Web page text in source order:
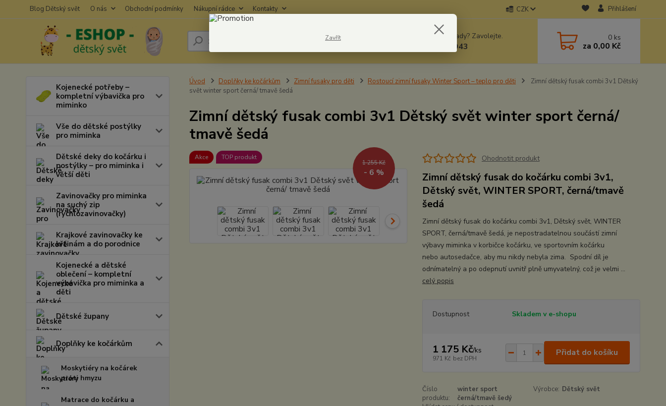
Blog Dětský svět O nás Obchodní podmínky Nákupní rádce Kontakty CZK Přihlášení
Hledat Nevíte si rady? Zavolejte.
604278943
0 ks
za 0,00 Kč
Kojenecké potřeby –
kompletní výbavička pro
miminko
Vše do dětské postýlky
pro miminka
Dětské deky do kočárku i
postýlky – pro miminka i
větší děti
Zavinovačky pro miminka
na suchý zip
(rychlozavinovačky)
Krajkové zavinovačky ke
křtinám a do porodnice
Kojenecké a dětské
oblečení – kompletní
výbavička pro miminka a
děti
Dětské župany
Doplňky ke kočárkům
Moskytiéry na kočárek
proti hmyzu
Matrace do kočárku a
Úvod Doplňky ke kočárkům Zimní fusaky pro děti Rostoucí zimní fusaky Winter Sport – teplo pro děti
Zimní dětský fusak combi 3v1 Dětský
svět winter sport černá/ tmavě šedá
Zimní dětský fusak combi 3v1 Dětský svět winter sport černá/
tmavě šedá
Akce TOP produkt
1 255 Kč
- 6 %
Ohodnotit produkt
Zimní dětský fusak do kočárku combi 3v1,
Dětský svět, WINTER SPORT, černá/tmavě
šedá
Zimní dětský fusak do kočárku combi 3v1, Dětský svět, WINTER
SPORT, černá/tmavě šedá, je nepostradatelnou součástí zimní
výbavy miminka v korbičce kočárku, ve sportovním kočárku
nebo autosedačce, aby mu nikdy nebyla zima. Spodní díl je
odnímatelný a po odepnutí uvnitř plně umyvatelný, což je velmi ...
celý popis
Dostupnost Skladem v e-shopu
1 175 Kč/ks
971 Kč bez DPH
Přidat do košíku
Číslo
produktu:
winter sport
černá/tmavě šedý
Výrobce: Dětský svět
Zavřít